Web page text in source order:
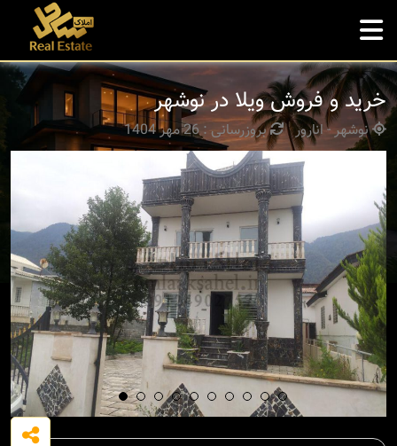
خرید و فروش ویلا در نوشهر
نوشهر - انارور بروزرسانی : 26 مهر 1404